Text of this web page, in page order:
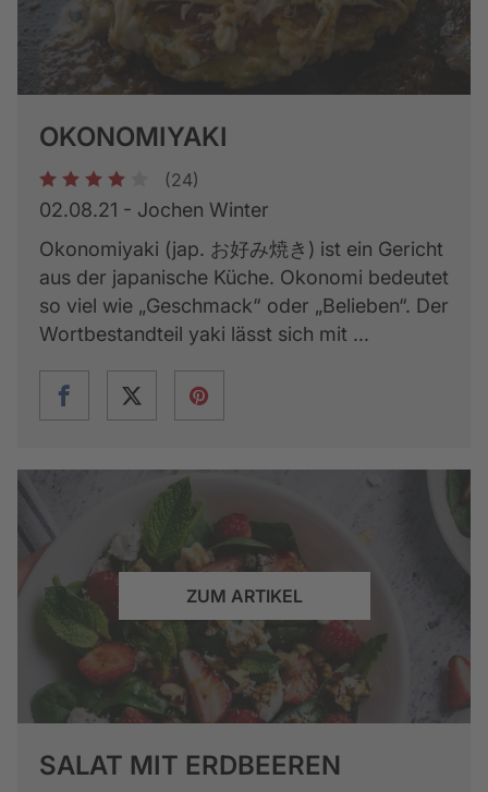
OKONOMIYAKI
1 2 3 4 (24)
02.08.21 - Jochen Winter
Okonomiyaki (jap. お好み焼き) ist ein Gericht
aus der japanische Küche. Okonomi bedeutet
so viel wie „Geschmack“ oder „Belieben“. Der
Wortbestandteil yaki lässt sich mit ...
ZUM ARTIKEL
SALAT MIT ERDBEEREN